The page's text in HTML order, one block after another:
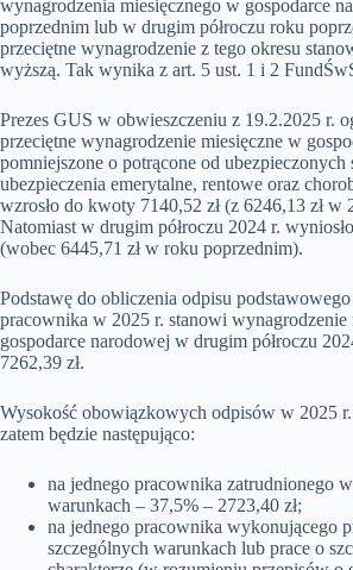
wynagrodzenia miesięcznego w gospodarce
poprzednim lub w drugim półroczu roku
przeciętne wynagrodzenie z tego okresu
wyższą. Tak wynika z art. 5 ust. 1 i 2
Prezes GUS w obwieszczeniu z 19.2.2025 r.
przeciętne wynagrodzenie miesięczne w
pomniejszone o potrącone od ubezpieczonych
ubezpieczenia emerytalne, rentowe oraz
wzrosło do kwoty 7140,52 zł (z 6246,13 zł w
Natomiast w drugim półroczu 2024 r.
(wobec 6445,71 zł w roku poprzednim).
Podstawę do obliczenia odpisu
pracownika w 2025 r. stanowi wynagrodzenie
gospodarce narodowej w drugim półroczu
7262,39 zł.
Wysokość obowiązkowych odpisów w 2025 r.
zatem będzie następująco:
na jednego pracownika zatrudnionego
warunkach – 37,5% – 2723,40 zł;
na jednego pracownika wykonującego
szczególnych warunkach lub prace o